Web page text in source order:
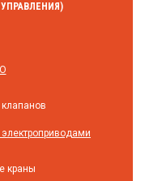
краны